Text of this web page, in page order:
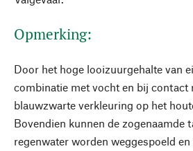
Opmerking:
Door het hoge looizuurgehalte van
combinatie met vocht en bij contact
blauwzwarte verkleuring op het
Bovendien kunnen de zogenaamde
regenwater worden weggespoeld